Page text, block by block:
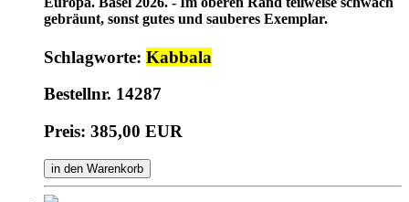
gebräunt, sonst gutes und sauberes Exemplar.
Schlagworte: Kabbala
Bestellnr. 14287
Preis: 385,00 EUR
in den Warenkorb